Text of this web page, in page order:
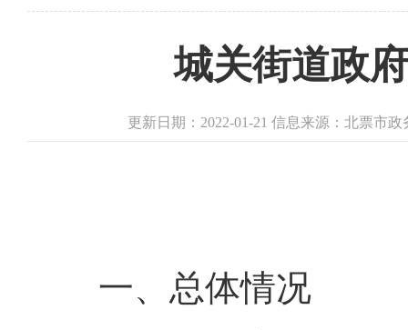
城关街道政
更新日期：2022-01-21 信息来源：北票市
一、总体情况